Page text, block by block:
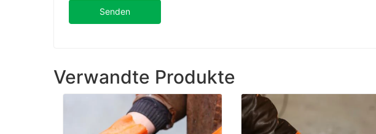
Senden
Verwandte Produkte